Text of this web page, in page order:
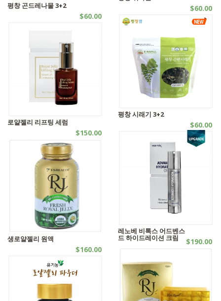
$60.00
자연식품 | SALES
평창 곤드레나물 3+2
$60.00
평창 시래기 3+2
$60.00
로얄젤리 리프팅 세럼
$150.00
화장품
레노베 비톡스 어드벤스
드 하이드레이션 크림 $190.00
화장품
생로얄젤리 원액
$160.00
로얄젤리 | 유기농제품